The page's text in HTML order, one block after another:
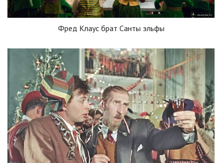
Фред Клаус брат Санты эльфы